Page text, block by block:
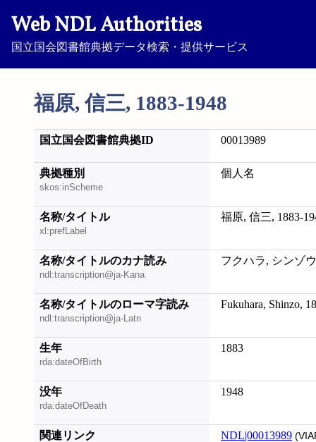
Web NDL Authorities
国立国会図書館典拠データ検索・提供サービス
福原, 信三, 1883-1948
国立国会図書館典拠ID 00013989
典拠種別
skos:inScheme
個人名
名称/タイトル
xl:prefLabel
福原, 信三, 1883-
名称/タイトルのカナ読み
ndl:transcription@ja-Kana
フクハラ, シンゾ
名称/タイトルのローマ字読み
ndl:transcription@ja-Latn
Fukuhara, Shinzo,
生年
rda:dateOfBirth
1883
没年
rda:dateOfDeath
1948
関連リンク NDL|00013989